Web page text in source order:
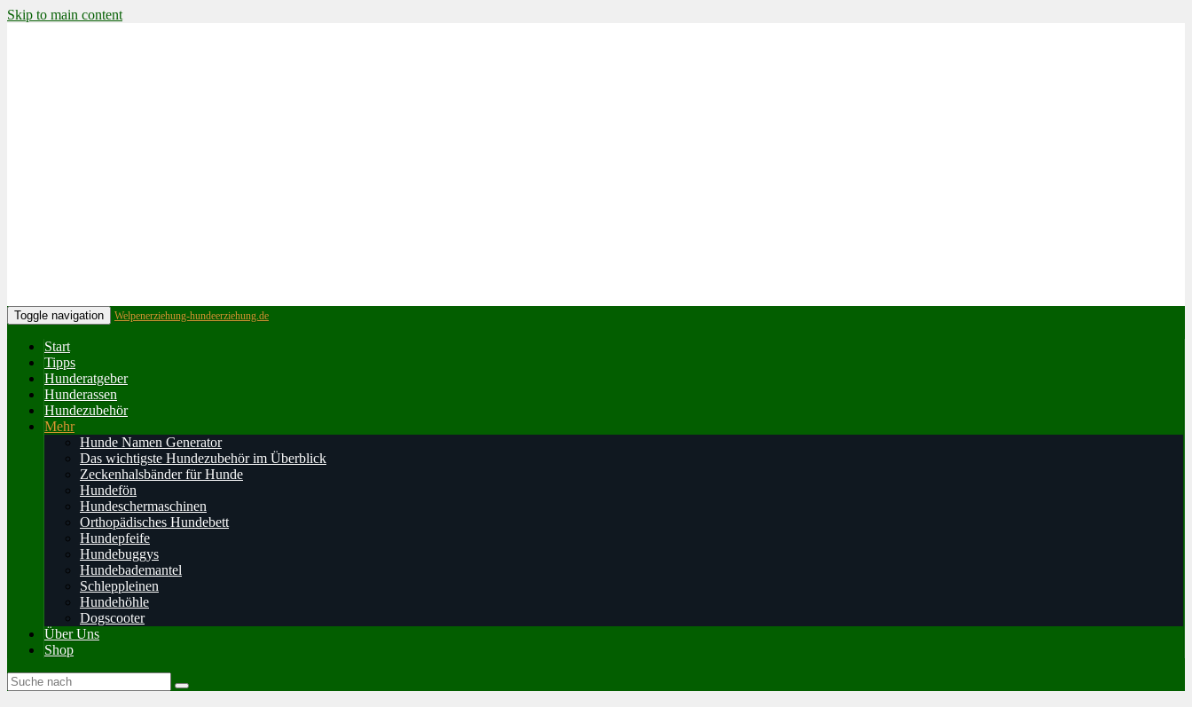
Skip to main content
Toggle navigation Welpenerziehung-hundeerziehung.de
Start
Tipps
Hunderatgeber
Hunderassen
Hundezubehör
Mehr
Hunde Namen Generator
Das wichtigste Hundezubehör im Überblick
Zeckenhalsbänder für Hunde
Hundefön
Hundeschermaschinen
Orthopädisches Hundebett
Hundepfeife
Hundebuggys
Hundebademantel
Schleppleinen
Hundehöhle
Dogscooter
Über Uns
Shop